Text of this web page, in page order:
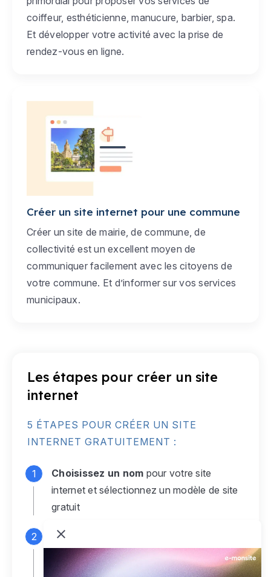
coiffeur, esthéticienne, manucure, barbier, spa.
Et développer votre activité avec la prise de
rendez-vous en ligne.
Créer un site internet pour une commune
Créer un site de mairie, de commune, de
collectivité est un excellent moyen de
communiquer facilement avec les citoyens de
votre commune. Et d’informer sur vos services
municipaux.
Les étapes pour créer un site
internet
5 ÉTAPES POUR CRÉER UN SITE
INTERNET GRATUITEMENT :
Choisissez un nom pour votre site
internet et sélectionnez un modèle de site
gratuit
Connectez-vous
monsite gratuit pour accéder à votre
espace d'administration